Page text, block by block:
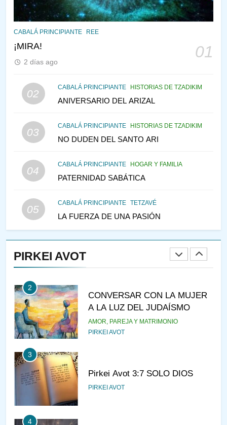
CABALÁ PRINCIPIANTE REE
¡MIRA! 01
2 días ago
02
CABALÁ PRINCIPIANTE HISTORIAS DE TZADIKIM
ANIVERSARIO DEL ARIZAL
03
CABALÁ PRINCIPIANTE HISTORIAS DE TZADIKIM
NO DUDEN DEL SANTO ARI
04
CABALÁ PRINCIPIANTE HOGAR Y FAMILIA
PATERNIDAD SABÁTICA
05
CABALÁ PRINCIPIANTE TETZAVÉ
LA FUERZA DE UNA PASIÓN
PIRKEI AVOT
145
146
CABALÁ Y JASIDUT: EL
PENSAMIENTO JUDÍO PIRKEI AVOT
VEAMOS ¿POR QUÉ
IEHOSHÚA? Y LA QUEJA DE
1
RAZI ¿QUIÉN ES SABIO?
2
CONVERSAR CON LA MUJER
A LA LUZ DEL JUDAÍSMO
AMOR, PAREJA Y MATRIMONIO
PIRKEI AVOT
3
Pirkei Avot 3:7 SOLO DIOS
PIRKEI AVOT
4